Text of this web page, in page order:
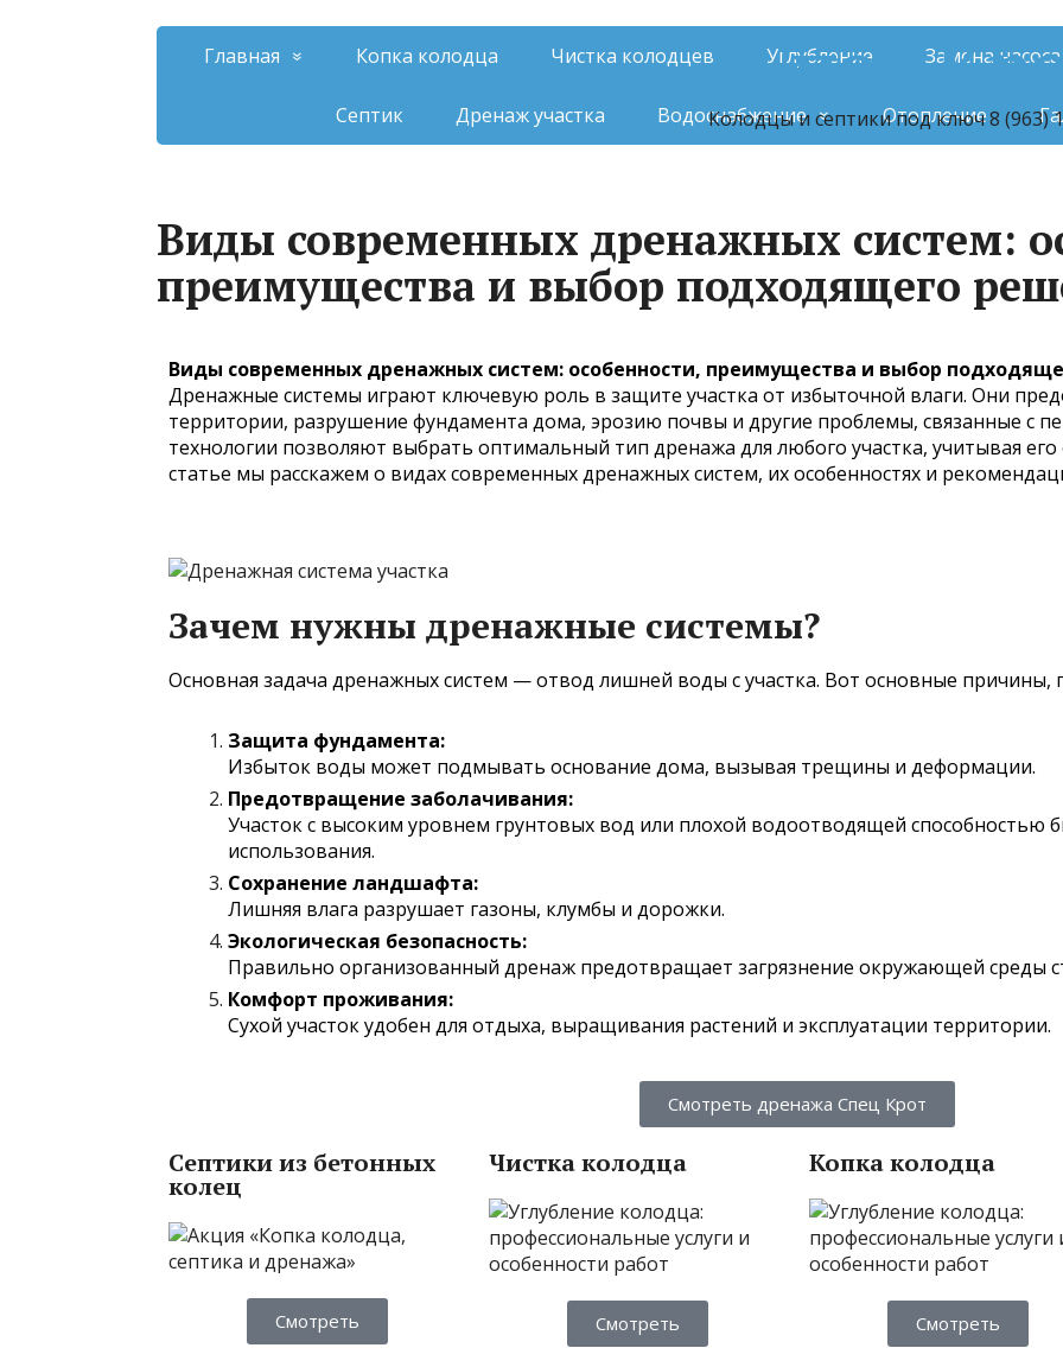
Спец
Колодцы и септики под ключ 8 (963)
Главная Копка колодца Чистка колодцев Углубление Замена
Септик Дренаж участка Водоснабжение Отопление
Виды современных дренажных систем:
преимущества и выбор подходящего
Виды современных дренажных систем: особенности, преимущества и выбор
Дренажные системы играют ключевую роль в защите участка от избыточной влаги. Они
территории, разрушение фундамента дома, эрозию почвы и другие проблемы, связанные с
технологии позволяют выбрать оптимальный тип дренажа для любого участка, учитывая
статье мы расскажем о видах современных дренажных систем, их особенностях и
Зачем нужны дренажные системы?
Основная задача дренажных систем — отвод лишней воды с участка. Вот основные
Защита фундамента:
Избыток воды может подмывать основание дома, вызывая трещины и деформации.
Предотвращение заболачивания:
Участок с высоким уровнем грунтовых вод или плохой водоотводящей способностью
использования.
Сохранение ландшафта:
Лишняя влага разрушает газоны, клумбы и дорожки.
Экологическая безопасность:
Правильно организованный дренаж предотвращает загрязнение окружающей среды
Комфорт проживания:
Сухой участок удобен для отдыха, выращивания растений и эксплуатации территории.
Смотреть дренажа Спец Крот
Септики из бетонных
колец
Смотреть
Чистка колодца
Смотреть
Копка колодца
Смотреть